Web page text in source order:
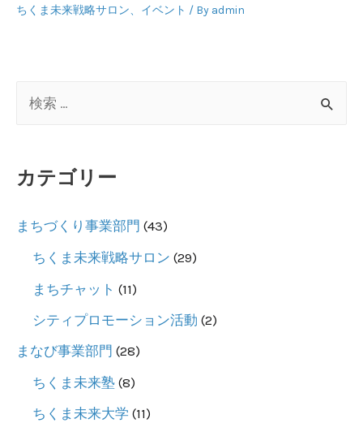
象
カテゴリー
まちづくり事業部門 (43)
ちくま未来戦略サロン (29)
まちチャット (11)
シティプロモーション活動 (2)
まなび事業部門 (28)
ちくま未来塾 (8)
ちくま未来大学 (11)
ちくま未来戦略サロン、 イベント / By admin